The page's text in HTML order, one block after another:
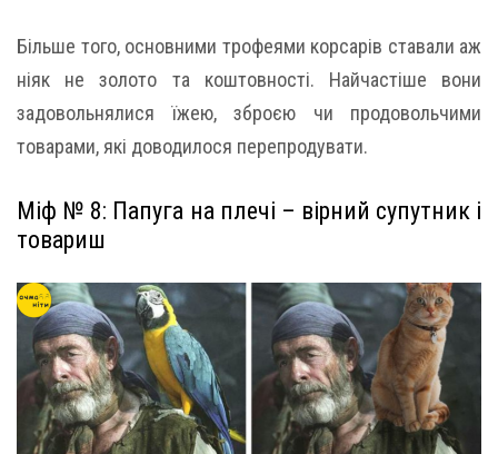
Більше того, основними трофеями корсарів ставали аж
ніяк не золото та коштовності. Найчастіше вони
задовольнялися їжею, зброєю чи продовольчими
товарами, які доводилося перепродувати.
Міф № 8: Папуга на плечі – вірний супутник і
товариш